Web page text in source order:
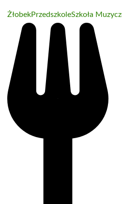
ŻłobekPrzedszkoleSzkoła